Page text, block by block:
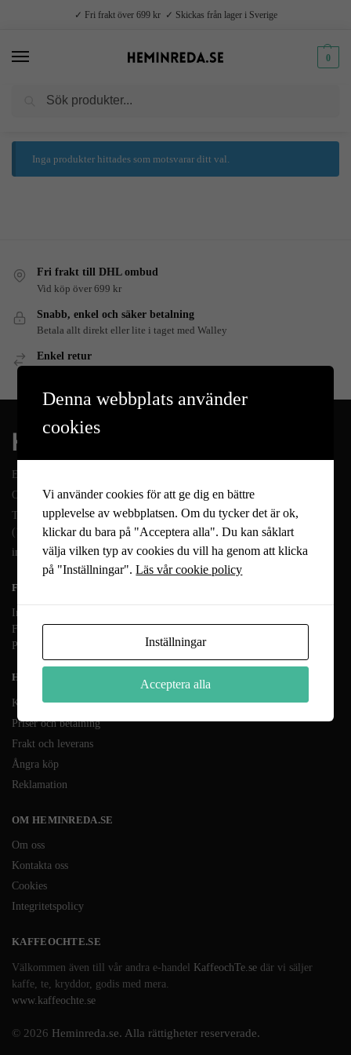
✓ Fri frakt över 699 kr ✓ Skickas från lager i Sverige
0
Produkter märkta ”oliv”
Inga produkter hittades som motsvarar ditt val.
Fri frakt till DHL ombud
Vid köp över 699 kr
Snabb, enkel och säker betalning
Betala allt direkt eller lite i taget med Walley
Enkel retur
En del av Novodesign AB
Org.nr. 556790-1235
Tel.
08-400 209 60
(10-17 mån-fre)
info@heminreda.se
FÖLJ OSS
Instagram
Facebook
Pinterest
HANDLA HOS OSS
Köpvillkor
Priser och betalning
Frakt och leverans
Ångra köp
Reklamation
OM HEMINREDA.SE
Om oss
Kontakta oss
Cookies
Integritetspolicy
KAFFEOCHTE.SE
Välkommen även till vår andra e-handel KaffeochTe.se där vi säljer
kaffe, te, kryddor, godis med mera.
www.kaffeochte.se
© 2026 Heminreda.se. Alla rättigheter reserverade.
Denna webbplats använder
cookies
Vi använder cookies för att ge dig en bättre
upplevelse av webbplatsen. Om du tycker det är ok,
klickar du bara på "Acceptera alla". Du kan såklart
välja vilken typ av cookies du vill ha genom att klicka
på "Inställningar".Läs vår cookie policy
Inställningar
Acceptera alla